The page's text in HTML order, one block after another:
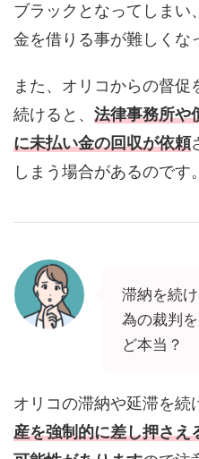
ブラックとなってしまい
金を借りる事が難しくな
また、オリコからの督促
続けると、 法律事務所や
に未払い金の回収が依頼
しまう場合があるのです。
滞納を続
為の裁判
ど本当？
オリコの滞納や延滞を続
産を強制的に差し押さえ